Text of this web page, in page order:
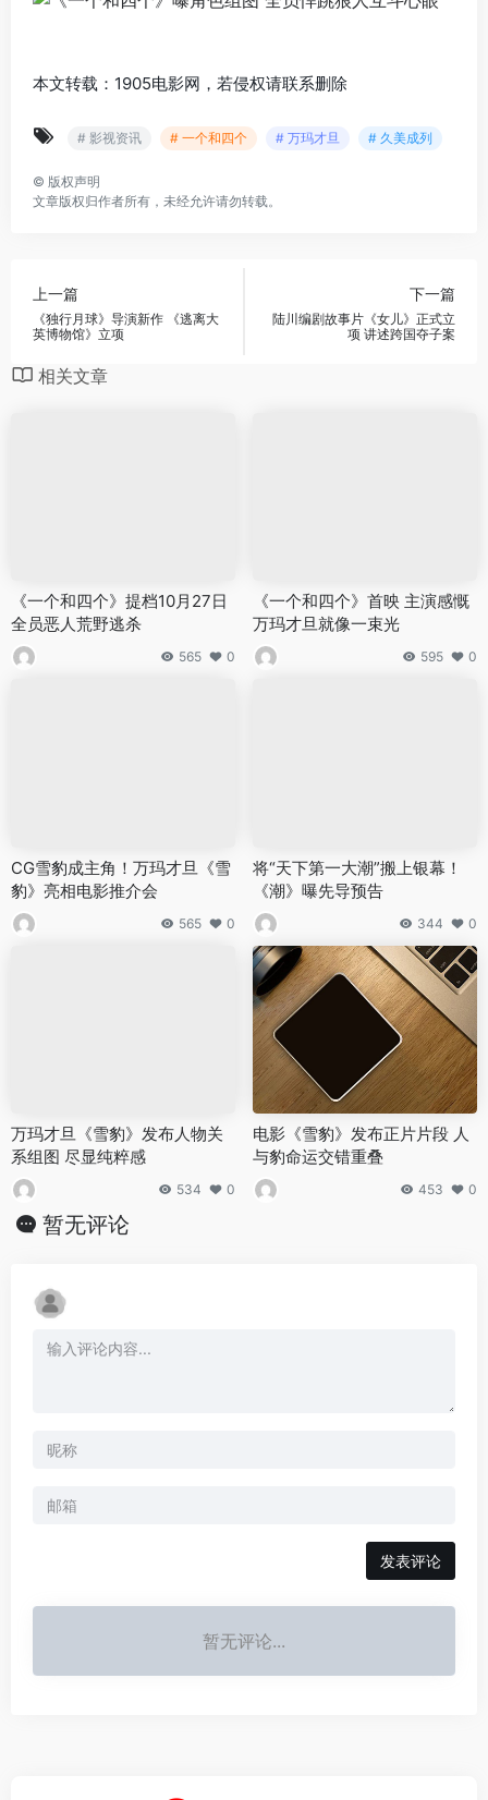
本文转载：1905电影网，若侵权请联系删除
# 影视资讯 # 一个和四个 # 万玛才旦 # 久美成列
© 版权声明
文章版权归作者所有，未经允许请勿转载。
上一篇
《独行月球》导演新作 《逃离大
英博物馆》立项
下一篇
陆川编剧故事片《女儿》正式立
项 讲述跨国夺子案
相关文章
《一个和四个》提档10月27日
全员恶人荒野逃杀
565 0
《一个和四个》首映 主演感慨
万玛才旦就像一束光
595 0
CG雪豹成主角！万玛才旦《雪
豹》亮相电影推介会
565 0
将“天下第一大潮”搬上银幕！
《潮》曝先导预告
344 0
万玛才旦《雪豹》发布人物关
系组图 尽显纯粹感
534 0
电影《雪豹》发布正片片段 人
与豹命运交错重叠
453 0
暂无评论
发表评论
暂无评论...